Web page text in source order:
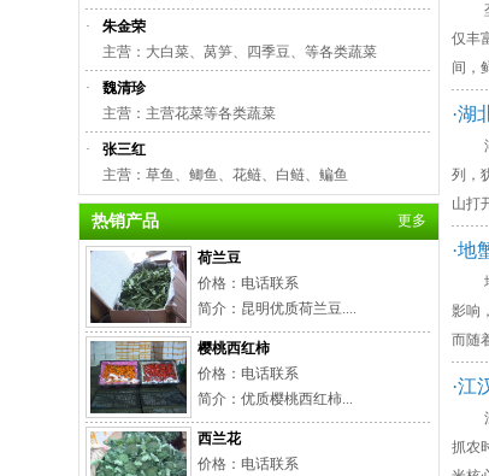
·
朱金荣
主营：大白菜、莴笋、四季豆、等各类蔬菜
·
魏清珍
主营：主营花菜等各类蔬菜
·
张三红
主营：草鱼、鲫鱼、花鲢、白鲢、鳊鱼
热销产品 更多
荷兰豆
价格：电话联系
简介：昆明优质荷兰豆....
樱桃西红柿
价格：电话联系
简介：优质樱桃西红柿...
西兰花
价格：电话联系
垄
仅丰
间，
·湖
湖
列，
山打
·地
地
影响
而随
·江
江
抓农